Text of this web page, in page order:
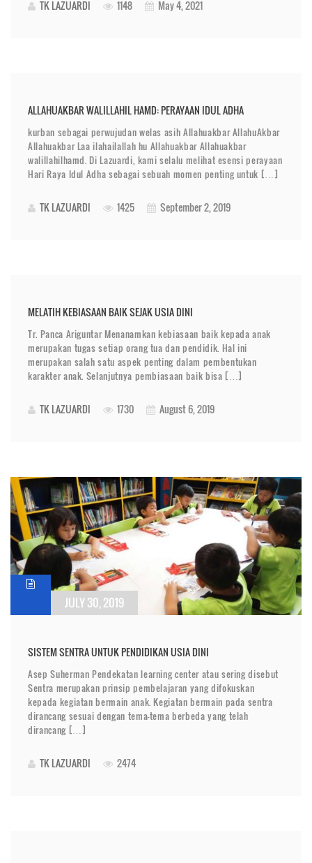
TK LAZUARDI 1148 May 4, 2021
ALLAHUAKBAR WALILLAHIL HAMD: PERAYAAN IDUL ADHA
kurban sebagai perwujudan welas asih Allahuakbar AllahuAkbar
Allahuakbar Laa ilahailallah hu Allahuakbar Allahuakbar
walillahilhamd. Di Lazuardi, kami selalu melihat esensi perayaan
Hari Raya Idul Adha sebagai sebuah momen penting untuk […]
TK LAZUARDI 1425 September 2, 2019
MELATIH KEBIASAAN BAIK SEJAK USIA DINI
Tr. Panca Ariguntar Menanamkan kebiasaan baik kepada anak
merupakan tugas setiap orang tua dan pendidik. Hal ini
merupakan salah satu aspek penting dalam pembentukan
karakter anak. Selanjutnya pembiasaan baik bisa […]
TK LAZUARDI 1730 August 6, 2019
JULY 30, 2019
SISTEM SENTRA UNTUK PENDIDIKAN USIA DINI
Asep Suherman Pendekatan learning center atau sering disebut
Sentra merupakan prinsip pembelajaran yang difokuskan
kepada kegiatan bermain anak. Kegiatan bermain pada sentra
dirancang sesuai dengan tema-tema berbeda yang telah
dirancang […]
TK LAZUARDI 2474